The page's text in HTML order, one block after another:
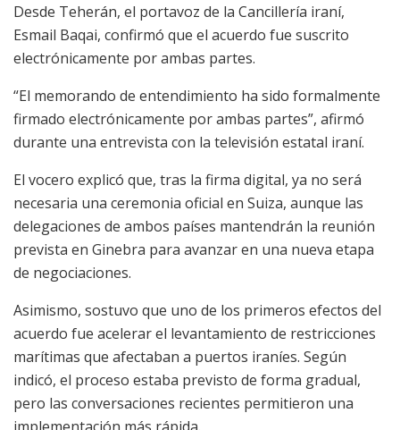
Desde Teherán, el portavoz de la Cancillería iraní,
Esmail Baqai, confirmó que el acuerdo fue suscrito
electrónicamente por ambas partes.
“El memorando de entendimiento ha sido formalmente
firmado electrónicamente por ambas partes”, afirmó
durante una entrevista con la televisión estatal iraní.
El vocero explicó que, tras la firma digital, ya no será
necesaria una ceremonia oficial en Suiza, aunque las
delegaciones de ambos países mantendrán la reunión
prevista en Ginebra para avanzar en una nueva etapa
de negociaciones.
Asimismo, sostuvo que uno de los primeros efectos del
acuerdo fue acelerar el levantamiento de restricciones
marítimas que afectaban a puertos iraníes. Según
indicó, el proceso estaba previsto de forma gradual,
pero las conversaciones recientes permitieron una